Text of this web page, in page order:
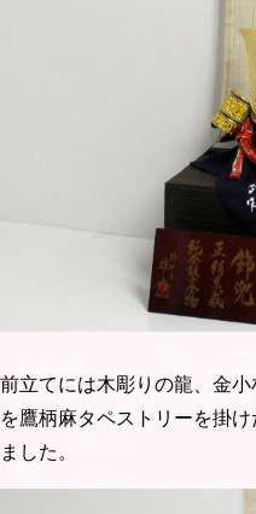
前立てには木彫りの龍、金
を鷹柄麻タペストリーを掛
ました。